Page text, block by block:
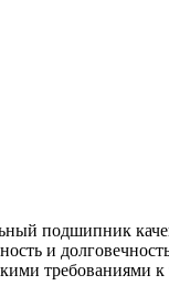
подшипник
и
требованиями к